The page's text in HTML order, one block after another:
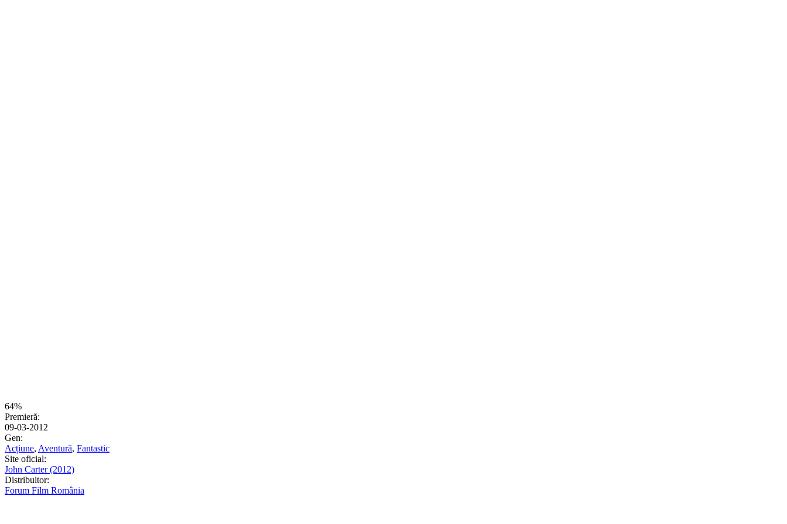
64%
Premieră:
09-03-2012
Gen:
Acțiune, Aventură, Fantastic
Site oficial:
John Carter (2012)
Distribuitor:
Forum Film România